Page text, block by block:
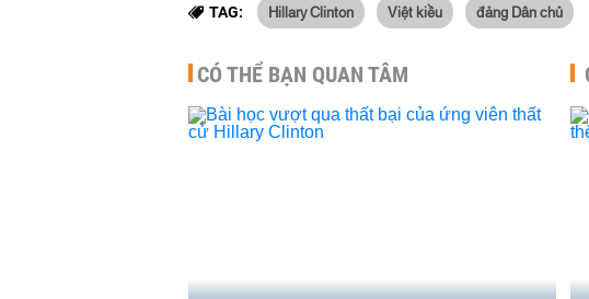
TAG: Hillary Clinton Việt kiều đảng Dân chủ
CÓ THỂ BẠN QUAN TÂM